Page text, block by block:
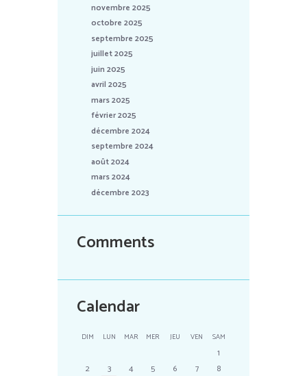
novembre 2025
octobre 2025
septembre 2025
juillet 2025
juin 2025
avril 2025
mars 2025
février 2025
décembre 2024
septembre 2024
août 2024
mars 2024
décembre 2023
Comments
Calendar
DIM LUN MAR MER JEU VEN SAM
1
2
3 4 5 6 7
8